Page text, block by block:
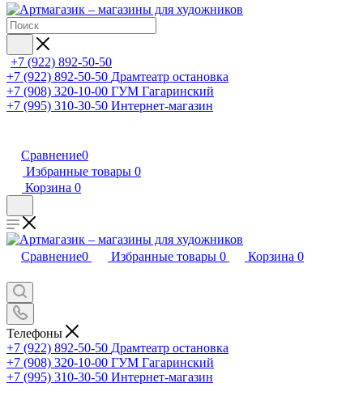
+7 (922) 892-50-50
+7 (922) 892-50-50 Драмтеатр остановка
+7 (908) 320-10-00 ГУМ Гагаринский
+7 (995) 310-30-50 Интернет-магазин
Сравнение0
Избранные товары 0
Корзина 0
Сравнение0 Избранные товары 0 Корзина 0
Телефоны
+7 (922) 892-50-50 Драмтеатр остановка
+7 (908) 320-10-00 ГУМ Гагаринский
+7 (995) 310-30-50 Интернет-магазин